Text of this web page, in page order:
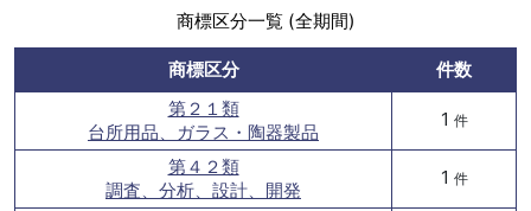
商標区分一覧 (全期間)
商標区分
件数
第２１類
台所用品、ガラス・陶器製品
1 件
第４２類
調査、分析、設計、開発
1 件